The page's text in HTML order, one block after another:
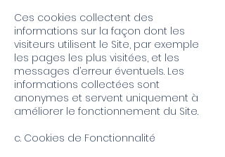
Ces cookies collectent des
informations sur la façon dont les
visiteurs utilisent le Site, par exemple
les pages les plus visitées, et les
messages d’erreur éventuels. Les
informations collectées sont
anonymes et servent uniquement à
améliorer le fonctionnement du Site.
c. Cookies de Fonctionnalité